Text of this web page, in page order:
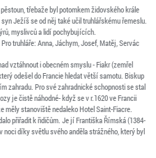
třebaže byl potomkem židovského krále
Ježíš se od něj také učil truhlářskému řemeslu.
myslivců a lidí pochybujících.
truhláře: Anna, Jáchym, Josef, Matěj, Servác
vztáhnout i obecném smyslu - Fiakr (zemřel
odešel do Francie hledat větší samotu. Biskup
zahradu. Pro své zahradnické schopnosti se stal
je čistě náhodné- když se v r.1620 ve Francii
měly stanoviště nedaleko Hotel Saint-Fiacre.
přiřadit k řidičům. Je jí Františka Římská (1384-
noci díky světlu svého anděla strážného, který byl